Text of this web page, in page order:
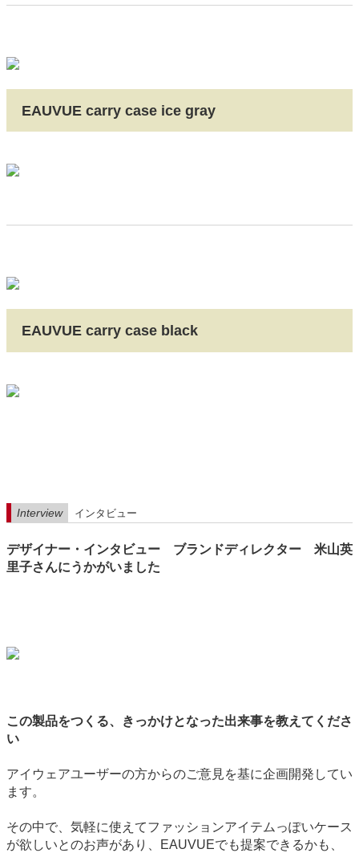
EAUVUE carry case ice gray
EAUVUE carry case black
Interview インタビュー
デザイナー・インタビュー ブランドディレクター 米山英
里子さんにうかがいました
この製品をつくる、きっかけとなった出来事を教えてくださ
い
アイウェアユーザーの方からのご意見を基に企画開発してい
ます。
その中で、気軽に使えてファッションアイテムっぽいケース
が欲しいとのお声があり、EAUVUEでも提案できるかも、